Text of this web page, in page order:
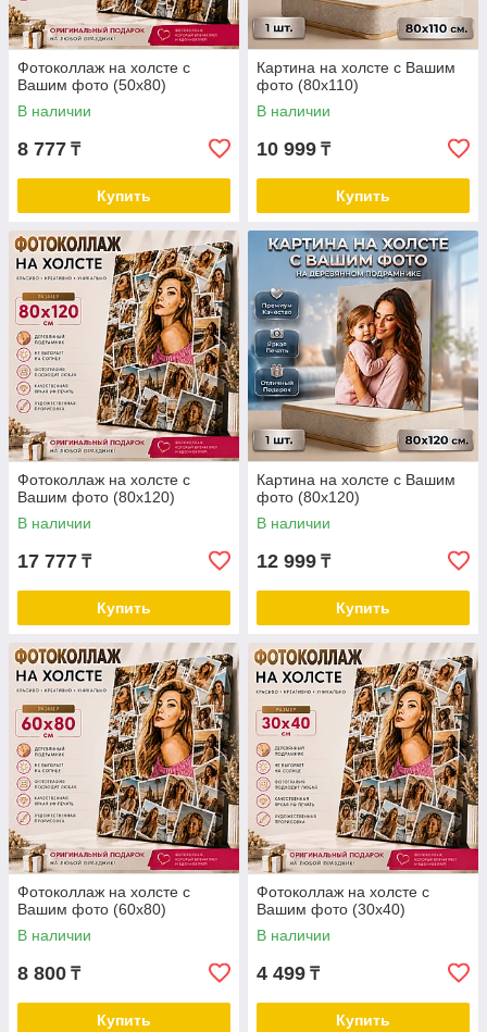
Фотоколлаж на холсте с
Вашим фото (50х80)
В наличии
8 777 ₸
Купить
Картина на холсте с Вашим
фото (80х110)
В наличии
10 999 ₸
Купить
Фотоколлаж на холсте с
Вашим фото (80х120)
В наличии
17 777 ₸
Купить
Картина на холсте с Вашим
фото (80х120)
В наличии
12 999 ₸
Купить
Фотоколлаж на холсте с
Вашим фото (60х80)
В наличии
8 800 ₸
Купить
Фотоколлаж на холсте с
Вашим фото (30х40)
В наличии
4 499 ₸
Купить